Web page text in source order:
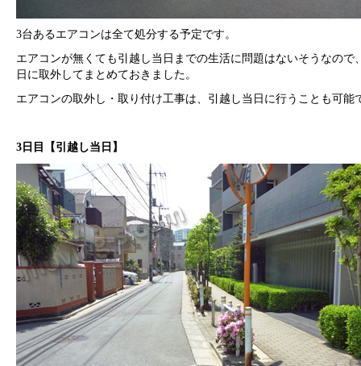
3台あるエアコンは全て処分する予定です。
エアコンが無くても引越し当日までの生活に問題はないそうなので
日に取外してまとめておきました。
エアコンの取外し・取り付け工事は、引越し当日に行うことも可能
3日目【引越し当日】